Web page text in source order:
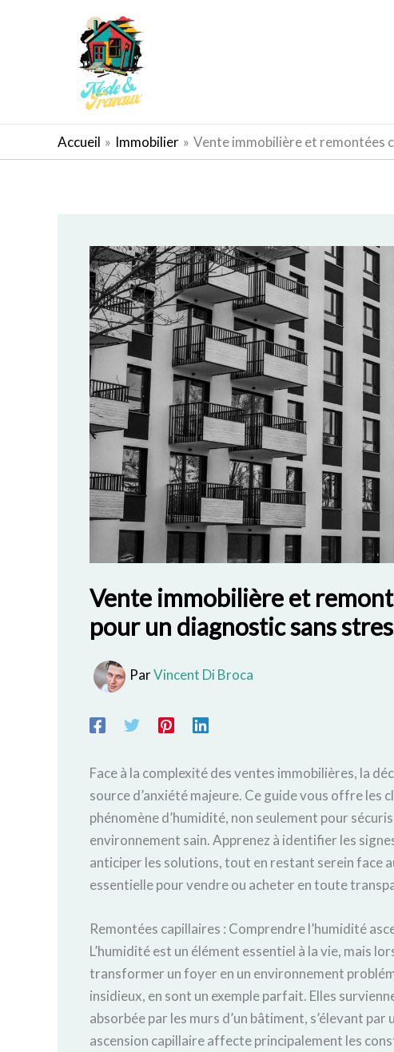
Accueil Immobilier Vente immobilière et remontées
Vente immobilière et
pour un diagnostic sans
ParVincent Di Broca
Face à la complexité des ventes immobilières, la
source d’anxiété majeure. Ce guide vous offre
phénomène d’humidité, non seulement pour
environnement sain. Apprenez à identifier les
anticiper les solutions, tout en restant serein face
essentielle pour vendre ou acheter en toute
Remontées capillaires : Comprendre l’humidité
L’humidité est un élément essentiel à la vie, mais
transformer un foyer en un environnement
insidieux, en sont un exemple parfait. Elles
absorbée par les murs d’un bâtiment, s’élevant
ascension capillaire affecte principalement les